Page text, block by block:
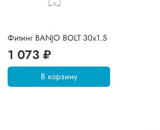
Фитинг BANJO BOLT 30x1.5
1 073 ₽
В корзину